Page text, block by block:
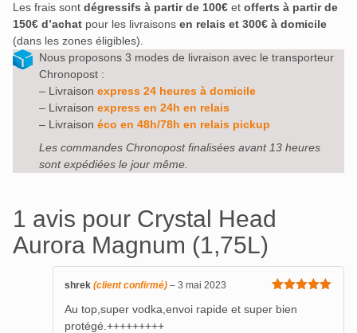
Les frais sont dégressifs à partir de 100€ et offerts à partir de
150€ d’achat pour les livraisons en relais et 300€ à domicile
(dans les zones éligibles).
Nous proposons 3 modes de livraison avec le transporteur
Chronopost :
– Livraison express 24 heures à domicile
– Livraison express en 24h en relais
– Livraison éco en 48h/78h en relais pickup
Les commandes Chronopost finalisées avant 13 heures
sont expédiées le jour même.
1 avis pour Crystal Head
Aurora Magnum (1,75L)
5
shrek (client confirmé) – 3 mai 2023
Au top,super vodka,envoi rapide et super bien
protégé.+++++++++